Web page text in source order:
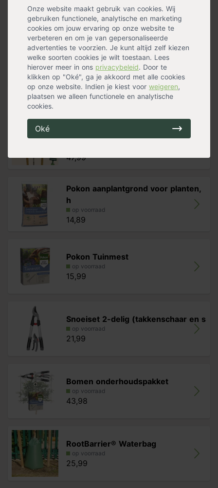
Onze website maakt gebruik van cookies. Wij
gebruiken functionele, analytische en marketing
cookies om jouw ervaring op onze website te
verbeteren en om je van gepersonaliseerde
advertenties te voorzien. Je kunt altijd zelf kiezen
welke soorten cookies je wilt toestaan. Lees
hierover meer in ons privacybeleid. Door te
klikken op "Oké", ga je akkoord met alle cookies
op onze website. Indien je kiest voor weigeren,
plaatsen we alleen functionele en analytische
cookies.
Oké
grond gehaald bij de kweker en in pot gekweekt. Zodra
de bomen klaarstaan zullen we contact met je opnemen
voor een afleverafspraak.
Kenmerken
Stamhoogte: tussen 180 en 200cm
Maximale hoogte: 15m
Blad: donkergroen, ovaal tot eivormig, 10-12cm
Bloeiperiode: april
Vrucht: vruchtkatjes
Grondsoort: alle
Oorsprong: Nederland
slechts een indicatie. Dus aan de hoogte indicatie
Bloeiperiode
Voorjaarsbloeier
Wintergroen
Nee
Standplaats
Halfschaduw ,Zon
Bloemen
Nee
Vruchtdragend
Ja
Groeisnelheid
Snel
Vorm
Hoogstam
Herfstverkleuring
Bruin ,Geel
Meer specificaties »
Handig voor erbij
Boompalen set (2 palen + 2
boomband
47,99
Pokon aanplantgrond voor planten,
h
op voorraad
14,89
Pokon Tuinmest
op voorraad
15,99
Snoeiset 2-delig (takkenschaar en s
op voorraad
21,99
Bomen onderhoudspakket
op voorraad
43,98
RootBarrier® Waterbag
op voorraad
25,99